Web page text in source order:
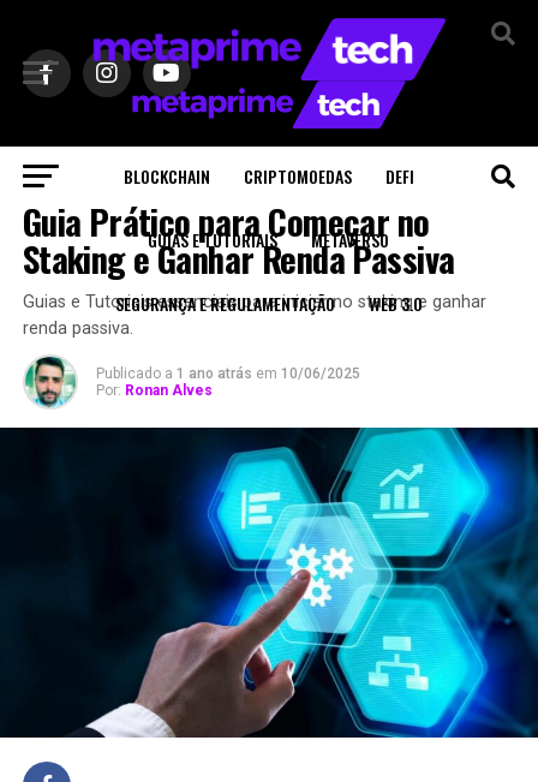
BLOCKCHAIN CRIPTOMOEDAS DEFI
GUIAS E TUTORIAIS METAVERSO
SEGURANÇA E REGULAMENTAÇÃO WEB 3.0
GUIAS E TUTORIAIS
Guia Prático para Começar no
Staking e Ganhar Renda Passiva
Guias e Tutoriais essenciais para iniciar no staking e ganhar
renda passiva.
Publicado a 1 ano atrás em 10/06/2025
Por: Ronan Alves
Sair da versão mobile